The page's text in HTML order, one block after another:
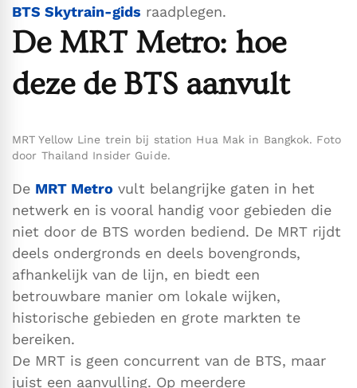
BTS Skytrain-gids raadplegen.
De MRT Metro: hoe
deze de BTS aanvult
MRT Yellow Line trein bij station Hua Mak in Bangkok. Foto
door Thailand Insider Guide.
De MRT Metro vult belangrijke gaten in het
netwerk en is vooral handig voor gebieden die
niet door de BTS worden bediend. De MRT rijdt
deels ondergronds en deels bovengronds,
afhankelijk van de lijn, en biedt een
betrouwbare manier om lokale wijken,
historische gebieden en grote markten te
bereiken.
De MRT is geen concurrent van de BTS, maar
juist een aanvulling. Op meerdere